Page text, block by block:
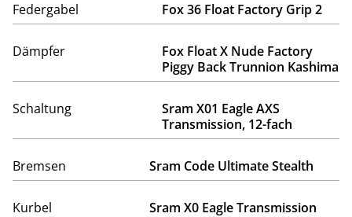
Federgabel Fox 36 Float Factory Grip 2
Dämpfer
Fox Float X Nude Factory
Piggy Back Trunnion Kashima
Schaltung
Sram X01 Eagle AXS
Transmission, 12-fach
Bremsen Sram Code Ultimate Stealth
Kurbel Sram X0 Eagle Transmission